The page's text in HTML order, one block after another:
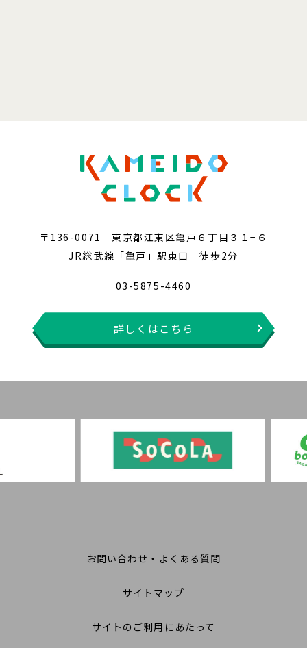
〒136-0071 東京都江東区亀戸６丁目３１−６
JR総武線「亀戸」駅東口 徒歩2分
03-5875-4460
詳しくはこちら
お問い合わせ・よくある質問
サイトマップ
サイトのご利用にあたって